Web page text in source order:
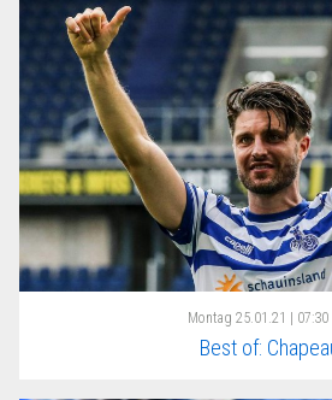
Montag 25.01.21 | 07:30
Best of: